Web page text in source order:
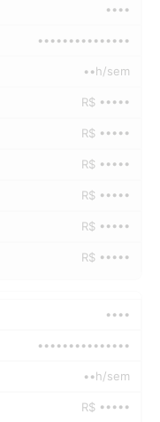
••••
•••••••••••••••
••h/sem
R$ •••••
R$ •••••
R$ •••••
R$ •••••
R$ •••••
R$ •••••
••••
•••••••••••••••
••h/sem
R$ •••••